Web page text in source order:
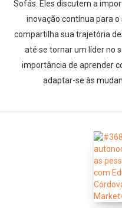
Sofás. Eles discutem a
inovação contínua para
compartilha sua trajetória
até se tornar um líder no
importância de aprender
adaptar-se às